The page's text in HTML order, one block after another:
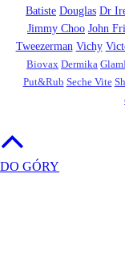
Batiste Douglas Dr
Jimmy Choo John
Tweezerman Vichy
Biovax Dermika
Put&Rub Seche Vite
DO GÓRY